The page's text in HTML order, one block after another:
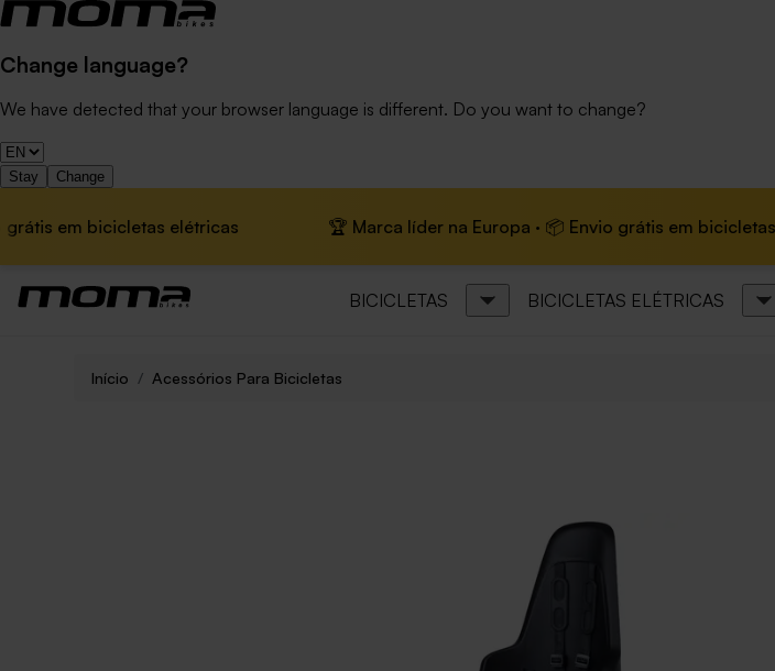
Change language?
We have detected that your browser language is different. Do you want to change?
Stay Change
bicicletas elétricas 🏆 Marca líder na Europa · 📦 Envio grátis em bicicletas elétricas
BICICLETAS BICICLETAS ELÉTRICAS
Início Acessórios Para Bicicletas